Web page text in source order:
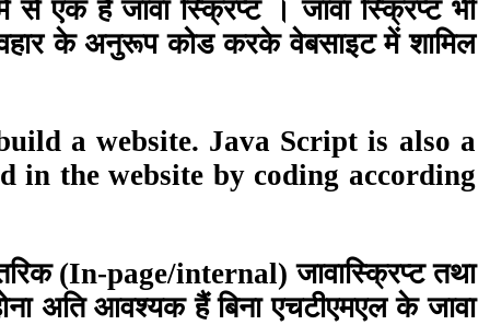
एक हैं जावा स्क्रिप्ट । जावा स्क्रिप्ट भी
के अनुरूप कोड करके वेबसाइट में शामिल
a website. Java Script is also a
in the website by coding according
(In-page/internal) जावास्क्रिप्ट तथा
अति आवश्यक हैं बिना एचटीएमएल के जावा